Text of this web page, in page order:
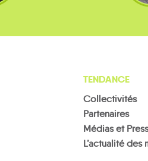
TENDANCE
Collectivités
Partenaires
Médias et
L’actualité